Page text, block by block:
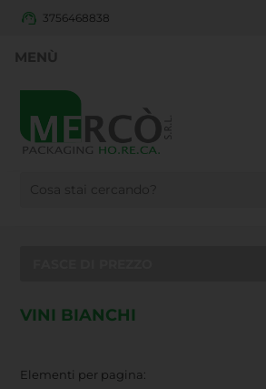
3756468838
VINI BIANCHI
Elementi per pagina: